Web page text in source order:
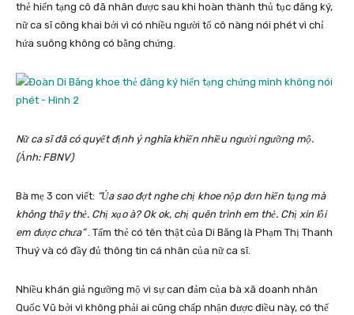
thẻ hiến tạng cô đã nhân được sau khi hoàn thành thủ tục đăng ký,
nữ ca sĩ công khai bởi vì có nhiều người tố cô nàng nói phét vì chỉ
hứa suông không có bằng chứng.
Nữ ca sĩ đã có quyết định ý nghĩa khiến nhiều người ngưỡng mộ.
(Ảnh: FBNV)
Bà mẹ 3 con viết: “Ủa sao đợt nghe chị khoe nộp đơn hiến tạng mà
không thấy thẻ. Chị xạo à? Ok ok, chị quên trình em thẻ. Chị xin lỗi
em được chưa”. Tấm thẻ có tên thật của Di Băng là Phạm Thị Thanh
Thuý và có đầy đủ thông tin cá nhân của nữ ca sĩ.
Nhiều khán giả ngưỡng mộ vì sự can đảm của bà xã doanh nhân
Quốc Vũ bởi vì không phải ai cũng chấp nhận được điều này, có thể